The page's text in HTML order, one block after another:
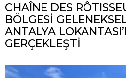
CHAÎNE DES
BÖLGESİ
ANTALYA
GERÇEKLEŞTİ